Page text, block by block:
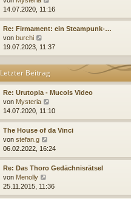
r
a
g
B
e
i
r
a
g
e
u
e
t
e
r
B
e
i
r
a
g
14.07.2020, 11:16
Re: Firmament: ein Steampunk-…
von burchi
e
u
e
s
t
e
r
B
e
i
t
r
a
19.07.2023, 11:37
Letzter Beitrag
Re: Urutopia - Mucols Video
von Mysteria
e
u
e
t
e
r
e
14.07.2020, 11:10
The House of da Vinci
von stefan.g
e
u
e
t
e
06.02.2022, 16:24
Re: Das Thoro Gedächnisrätsel
von Menolly
e
u
25.11.2015, 11:36